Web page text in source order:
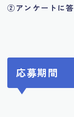
②アンケートに
応募期間